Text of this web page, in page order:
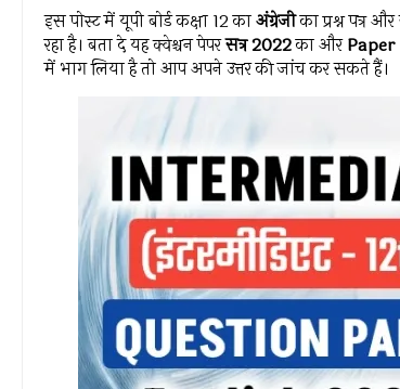
इस पोस्ट में यूपी बोर्ड कक्षा 12 काअंग्रेजीका प्रश्न पत्र
रहा है। बता दे यह क्वेश्चन पेपरसत्र 2022का और Paper
में भाग लिया है तो आप अपने उत्तर की जांच कर सकते हैं।